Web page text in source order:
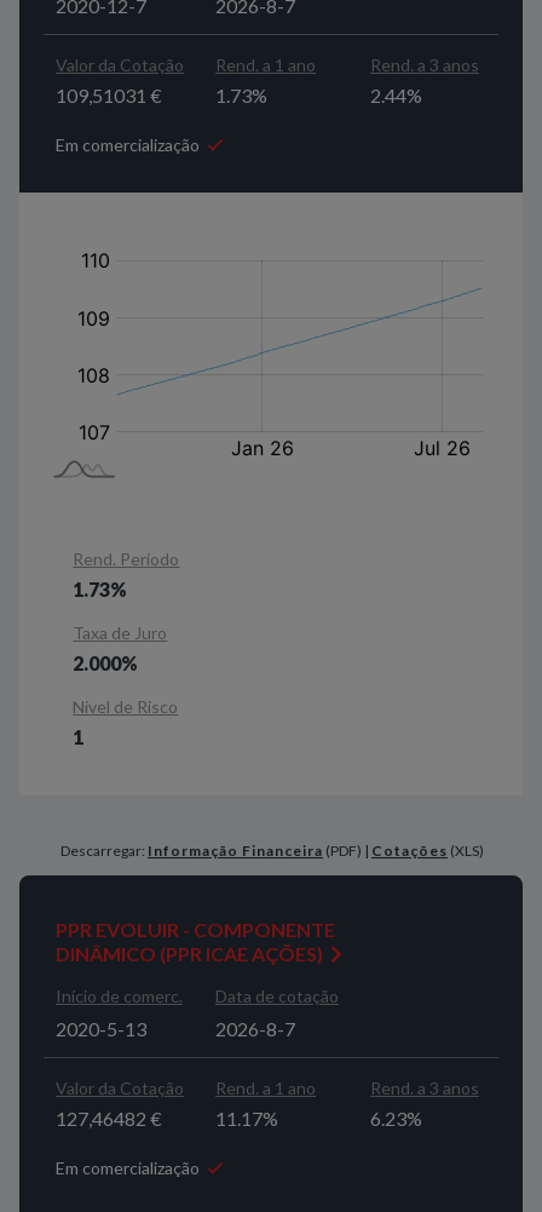
2020-12-7 2026-8-7
Valor da Cotação Rend. a 1 ano Rend. a 3 anos
109,51031 € 1.73% 2.44%
Em comercialização
Rend. Período
1.73%
Taxa de Juro
2.000%
Nível de Risco
1
Descarregar: Informação Financeira (PDF) | Cotações (XLS)
PPR EVOLUIR - COMPONENTE
DINÂMICO (PPR ICAE AÇÕES)
Início de comerc. Data de cotação
2020-5-13 2026-8-7
Valor da Cotação Rend. a 1 ano Rend. a 3 anos
127,46482 € 11.17% 6.23%
Em comercialização